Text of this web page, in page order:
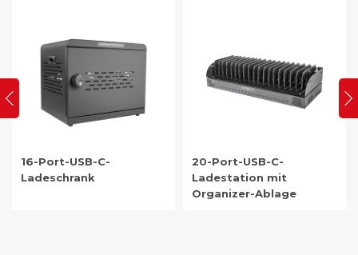
20-Port-USB-C-
Ladestation mit
1000 W 16-Port-USB-C-
Ladestation